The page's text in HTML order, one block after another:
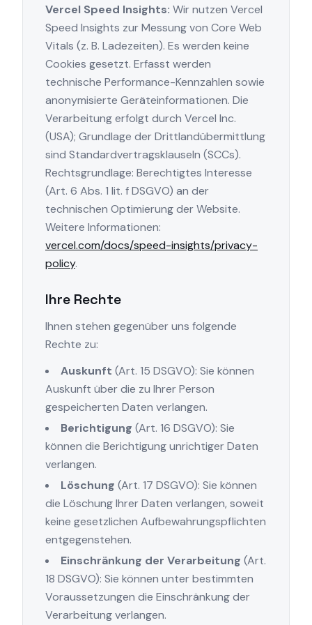
Vercel Speed Insights: Wir nutzen Vercel
Speed Insights zur Messung von Core Web
Vitals (z. B. Ladezeiten). Es werden keine
Cookies gesetzt. Erfasst werden
technische Performance-Kennzahlen sowie
anonymisierte Geräteinformationen. Die
Verarbeitung erfolgt durch Vercel Inc.
(USA); Grundlage der Drittlandübermittlung
sind Standardvertragsklauseln (SCCs).
Rechtsgrundlage: Berechtigtes Interesse
(Art. 6 Abs. 1 lit. f DSGVO) an der
technischen Optimierung der Website.
Weitere Informationen:
vercel.com/docs/speed-insights/privacy-
policy.
Ihre Rechte
Ihnen stehen gegenüber uns folgende
Rechte zu:
Auskunft (Art. 15 DSGVO): Sie können
Auskunft über die zu Ihrer Person
gespeicherten Daten verlangen.
Berichtigung (Art. 16 DSGVO): Sie
können die Berichtigung unrichtiger Daten
verlangen.
Löschung (Art. 17 DSGVO): Sie können
die Löschung Ihrer Daten verlangen, soweit
keine gesetzlichen Aufbewahrungspflichten
entgegenstehen.
Einschränkung der Verarbeitung (Art.
18 DSGVO): Sie können unter bestimmten
Voraussetzungen die Einschränkung der
Verarbeitung verlangen.